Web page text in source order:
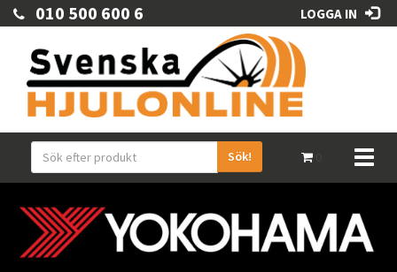
010 500 600 6 LOGGA IN
Sök!